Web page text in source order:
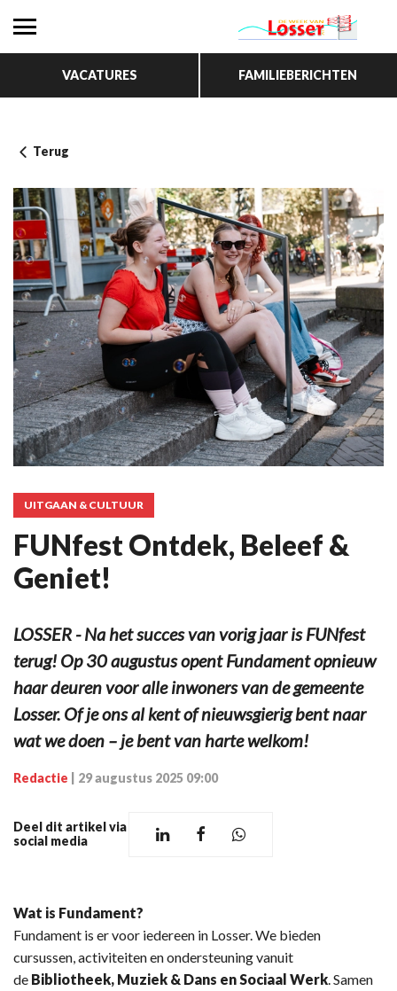
VACATURES FAMILIEBERICHTEN
Terug
UITGAAN & CULTUUR
FUNfest Ontdek, Beleef &
Geniet!
LOSSER - Na het succes van vorig jaar is FUNfest
terug! Op 30 augustus opent Fundament opnieuw
haar deuren voor alle inwoners van de gemeente
Losser. Of je ons al kent of nieuwsgierig bent naar
wat we doen – je bent van harte welkom!
Redactie 29 augustus 2025 09:00
Deel dit artikel via
social media
Wat is Fundament?
Fundament is er voor iedereen in Losser. We bieden
cursussen, activiteiten en ondersteuning vanuit
de Bibliotheek, Muziek & Dans en Sociaal Werk . Samen